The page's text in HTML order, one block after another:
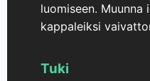
luomiseen. Muunna
kappaleiksi
Tuki